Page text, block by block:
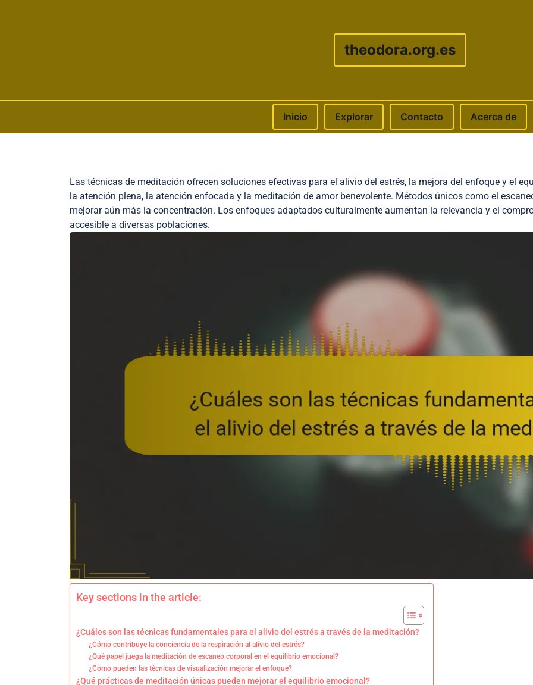
theodora.org.es
Inicio Explorar Contacto
Acerca de
Las técnicas de meditación ofrecen soluciones efectivas para el alivio del estrés, la mejora del enfoque y el
la atención plena, la atención enfocada y la meditación de amor benevolente. Métodos únicos como el
mejorar aún más la concentración. Los enfoques adaptados culturalmente aumentan la relevancia y el
accesible a diversas poblaciones.
Key sections in the article:
¿Cuáles son las técnicas fundamentales para el alivio del estrés a través de la meditación?
¿Cómo contribuye la conciencia de la respiración al alivio del estrés?
¿Qué papel juega la meditación de escaneo corporal en el equilibrio emocional?
¿Cómo pueden las técnicas de visualización mejorar el enfoque?
¿Qué prácticas de meditación únicas pueden mejorar el equilibrio emocional?